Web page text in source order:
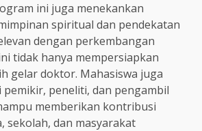
ini juga menekankan
spiritual dan pendekatan
dengan perkembangan
tidak hanya mempersiapkan
gelar doktor. Mahasiswa juga
peneliti, dan pengambil
memberikan kontribusi
sekolah, dan masyarakat